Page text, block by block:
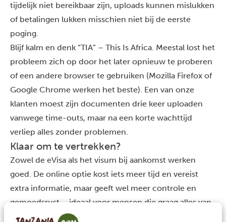
tijdelijk niet bereikbaar zijn, uploads kunnen mislukken
of betalingen lukken misschien niet bij de eerste
poging.
Blijf kalm en denk “TIA” – This Is Africa. Meestal lost het
probleem zich op door het later opnieuw te proberen
of een andere browser te gebruiken (Mozilla Firefox of
Google Chrome werken het beste). Een van onze
klanten moest zijn documenten drie keer uploaden
vanwege time-outs, maar na een korte wachttijd
verliep alles zonder problemen.
Klaar om te vertrekken?
Zowel de eVisa als het visum bij aankomst werken
goed. De online optie kost iets meer tijd en vereist
extra informatie, maar geeft wel meer controle en
gemoedsrust – ideaal voor mensen die graag alles van
tevoren geregeld hebben. Het visum bij aankomst is